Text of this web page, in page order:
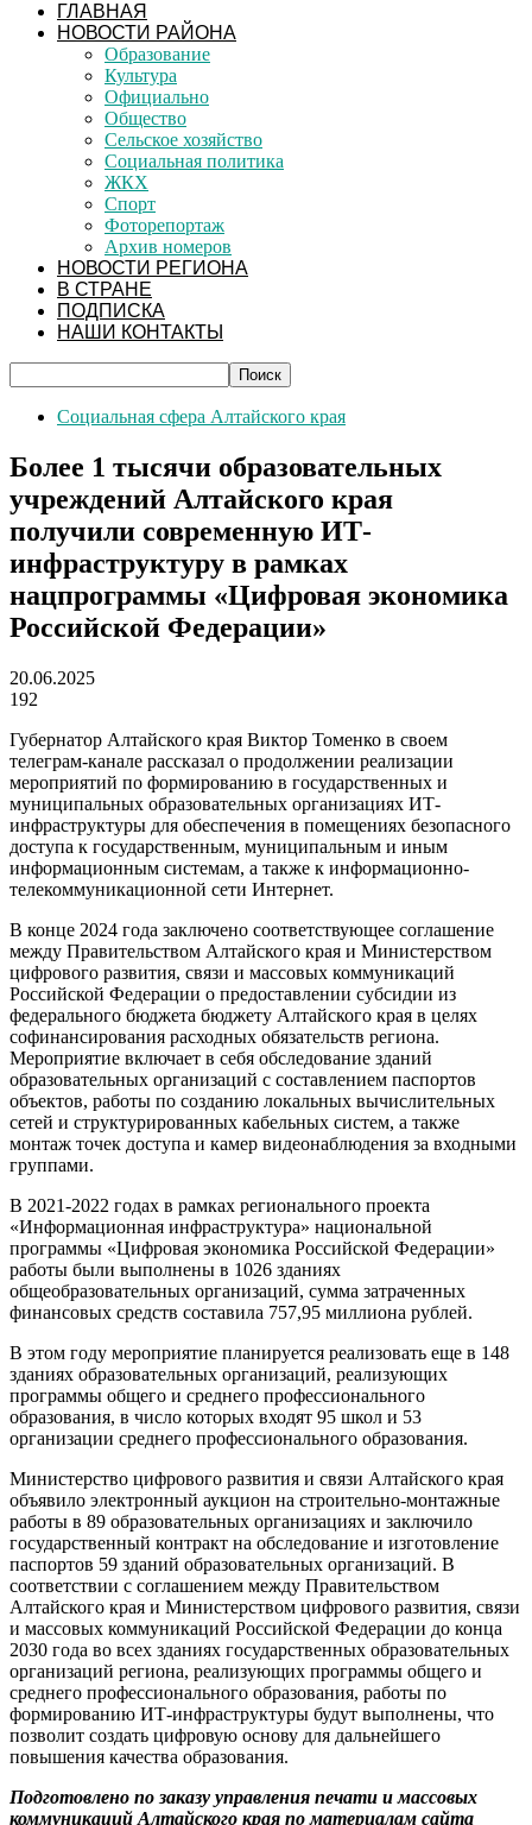
ГЛАВНАЯ
НОВОСТИ РАЙОНА
Образование
Культура
Официально
Общество
Сельское хозяйство
Социальная политика
ЖКХ
Спорт
Фоторепортаж
Архив номеров
НОВОСТИ РЕГИОНА
В СТРАНЕ
ПОДПИСКА
НАШИ КОНТАКТЫ
Социальная сфера Алтайского края
Более 1 тысячи образовательных
учреждений Алтайского края
получили современную ИТ-
инфраструктуру в рамках
нацпрограммы «Цифровая экономика
Российской Федерации»
20.06.2025
192
Губернатор Алтайского края Виктор Томенко в своем
телеграм-канале рассказал о продолжении реализации
мероприятий по формированию в государственных и
муниципальных образовательных организациях ИТ-
инфраструктуры для обеспечения в помещениях безопасного
доступа к государственным, муниципальным и иным
информационным системам, а также к информационно-
телекоммуникационной сети Интернет.
В конце 2024 года заключено соответствующее соглашение
между Правительством Алтайского края и Министерством
цифрового развития, связи и массовых коммуникаций
Российской Федерации о предоставлении субсидии из
федерального бюджета бюджету Алтайского края в целях
софинансирования расходных обязательств региона.
Мероприятие включает в себя обследование зданий
образовательных организаций с составлением паспортов
объектов, работы по созданию локальных вычислительных
сетей и структурированных кабельных систем, а также
монтаж точек доступа и камер видеонаблюдения за входными
группами.
В 2021-2022 годах в рамках регионального проекта
«Информационная инфраструктура» национальной
программы «Цифровая экономика Российской Федерации»
работы были выполнены в 1026 зданиях
общеобразовательных организаций, сумма затраченных
финансовых средств составила 757,95 миллиона рублей.
В этом году мероприятие планируется реализовать еще в 148
зданиях образовательных организаций, реализующих
программы общего и среднего профессионального
образования, в число которых входят 95 школ и 53
организации среднего профессионального образования.
Министерство цифрового развития и связи Алтайского края
объявило электронный аукцион на строительно-монтажные
работы в 89 образовательных организациях и заключило
государственный контракт на обследование и изготовление
паспортов 59 зданий образовательных организаций. В
соответствии с соглашением между Правительством
Алтайского края и Министерством цифрового развития, связи
и массовых коммуникаций Российской Федерации до конца
2030 года во всех зданиях государственных образовательных
организаций региона, реализующих программы общего и
среднего профессионального образования, работы по
формированию ИТ-инфраструктуры будут выполнены, что
позволит создать цифровую основу для дальнейшего
повышения качества образования.
Подготовлено по заказу управления печати и массовых
коммуникаций Алтайского края по материалам сайта